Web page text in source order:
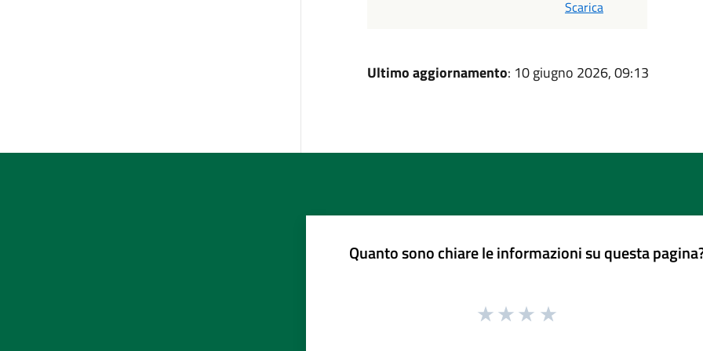
Scarica
Ultimo aggiornamento: 10 giugno 2026, 09:13
Quanto sono chiare le informazioni su questa